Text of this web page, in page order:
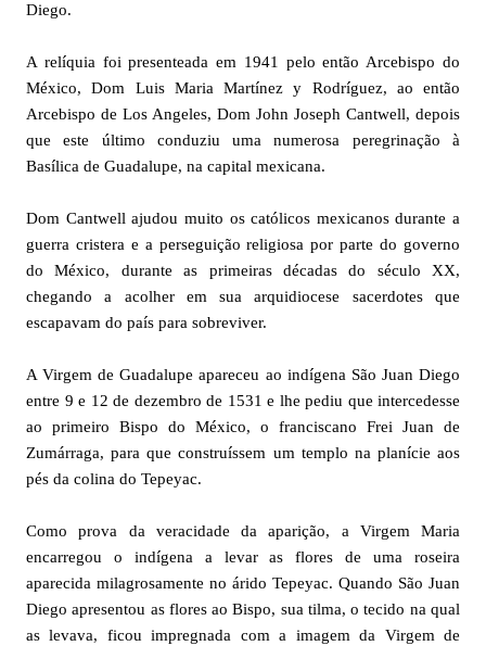
Diego.
A relíquia foi presenteada em 1941 pelo então Arcebispo do
México, Dom Luis Maria Martínez y Rodríguez, ao então
Arcebispo de Los Angeles, Dom John Joseph Cantwell, depois
que este último conduziu uma numerosa peregrinação à
Basílica de Guadalupe, na capital mexicana.
Dom Cantwell ajudou muito os católicos mexicanos durante a
guerra cristera e a perseguição religiosa por parte do governo
do México, durante as primeiras décadas do século XX,
chegando a acolher em sua arquidiocese sacerdotes que
escapavam do país para sobreviver.
A Virgem de Guadalupe apareceu ao indígena São Juan Diego
entre 9 e 12 de dezembro de 1531 e lhe pediu que intercedesse
ao primeiro Bispo do México, o franciscano Frei Juan de
Zumárraga, para que construíssem um templo na planície aos
pés da colina do Tepeyac.
Como prova da veracidade da aparição, a Virgem Maria
encarregou o indígena a levar as flores de uma roseira
aparecida milagrosamente no árido Tepeyac. Quando São Juan
Diego apresentou as flores ao Bispo, sua tilma, o tecido na qual
as levava, ficou impregnada com a imagem da Virgem de